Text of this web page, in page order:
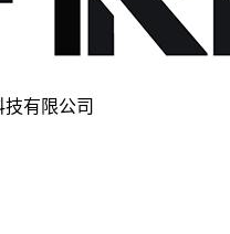
有限公司